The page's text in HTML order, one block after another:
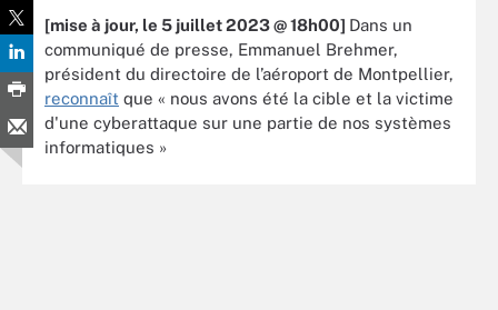
[mise à jour, le 5 juillet 2023 @ 18h00] Dans un
communiqué de presse, Emmanuel Brehmer,
président du directoire de l’aéroport de Montpellier,
reconnaît que « nous avons été la cible et la victime
d'une cyberattaque sur une partie de nos systèmes
informatiques »